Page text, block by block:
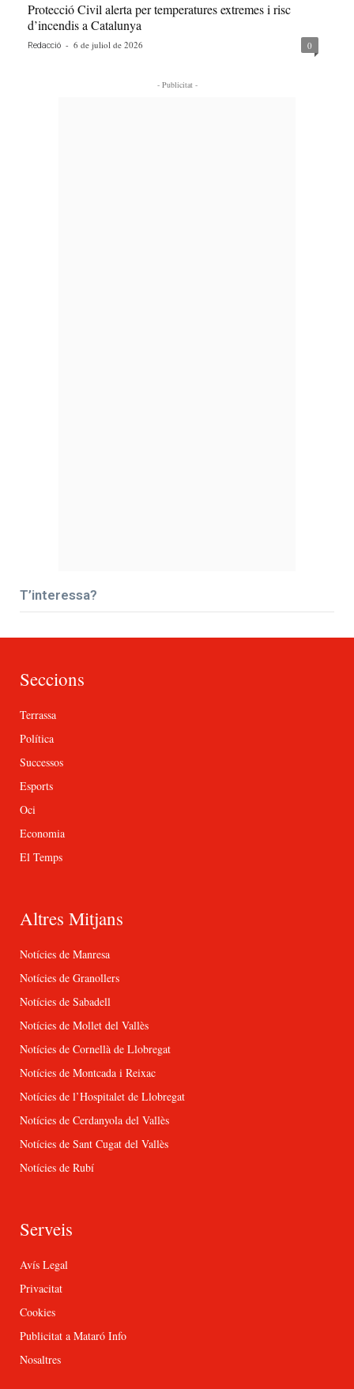
Protecció Civil alerta per temperatures extremes i risc
d’incendis a Catalunya
Redacció - 6 de juliol de 2026 0
- Publicitat -
T’interessa?
Seccions
Terrassa
Política
Successos
Esports
Oci
Economia
El Temps
Altres Mitjans
Notícies de Manresa
Notícies de Granollers
Notícies de Sabadell
Notícies de Mollet del Vallès
Notícies de Cornellà de Llobregat
Notícies de Montcada i Reixac
Notícies de l’Hospitalet de Llobregat
Notícies de Cerdanyola del Vallès
Notícies de Sant Cugat del Vallès
Notícies de Rubí
Serveis
Avís Legal
Privacitat
Cookies
Publicitat a Mataró Info
Nosaltres